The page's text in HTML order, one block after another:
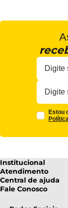
Estou
Institucional
Sobre Nós
Nossas Lojas
Privacidade e
Atendimento
Formas de
Central de ajuda
Fale Conosco
Frete e Entrega
Fale Conosco